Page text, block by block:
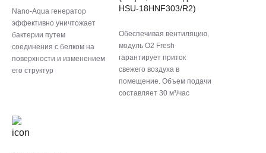
Nano-Aqua генератор
эффективно уничтожает
бактерии путем
соединения с белком на
поверхности и изменением
его структур
HSU-18HNF303/R2)
Обеспечивая вентиляцию,
модуль O2 Fresh
гарантирует приток
свежего воздуха в
помещение. Объем подачи
составляет 30 м³/час